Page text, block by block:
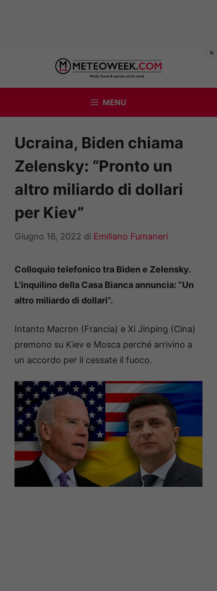
contenuto
MENU
Ucraina, Biden chiama
Zelensky: “Pronto un
altro miliardo di dollari
per Kiev”
Giugno 16, 2022 di Emiliano Fumaneri
Colloquio telefonico tra Biden e Zelensky.
L’inquilino della Casa Bianca annuncia: “Un
altro miliardo di dollari”.
Intanto Macron (Francia) e Xi Jinping (Cina)
premono su Kiev e Mosca perché arrivino a
un accordo per il cessate il fuoco.